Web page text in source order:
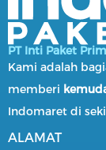
PT Inti Paket
Kami adalah
memberi
Indomaret di
ALAMAT